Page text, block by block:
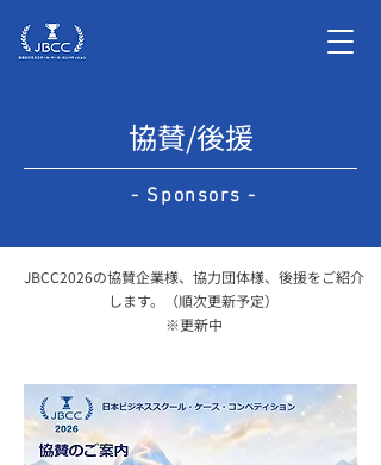
協賛/後援
- Sponsors -
JBCC2026の協賛企業様、協力団体様、後援をご紹介
します。（順次更新予定）
​※更新中